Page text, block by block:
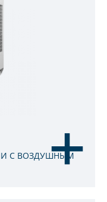
С ВОЗДУШНЫМ